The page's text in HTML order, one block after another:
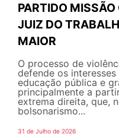
PARTIDO
JUIZ DO
MAIOR
O processo de
defende os
educação pública e
principalmente a
extrema direita, que,
bolsonarismo...
31 de Julho de 2026